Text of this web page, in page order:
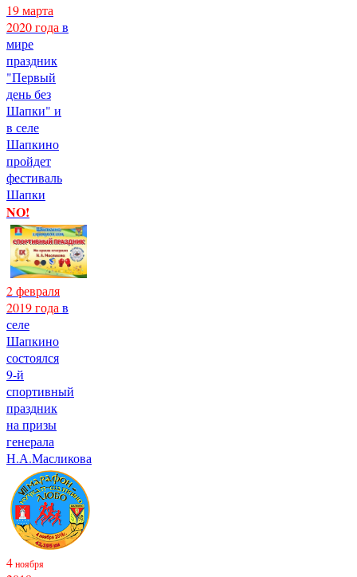
19 марта
2020 года в
мире
праздник
"Первый
день без
Шапки" и
в селе
Шапкино
пройдет
фестиваль
Шапки
NO!
2 февраля
2019 года в
селе
Шапкино
состоялся
9-й
спортивный
праздник
на призы
генерала
Н.А.Масликова
4ноября